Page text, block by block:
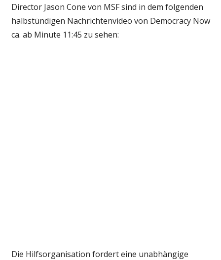
DirectorJason Cone von MSF sind in dem folgenden
halbstündigen Nachrichtenvideo von Democracy Now
ca. ab Minute 11:45 zu sehen:
Die Hilfsorganisation fordert eine unabhängige